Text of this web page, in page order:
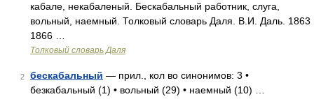
кабале, некабаленый. Бескабальный работник, слуга,
вольный, наемный. Толковый словарь Даля. В.И. Даль. 1863
1866 …
Толковый словарь Даля
2 бескабальный — прил., кол во синонимов: 3 •
безкабальный (1) • вольный (29) • наемный (10) …